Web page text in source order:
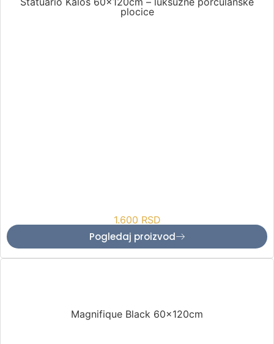
plocice
1.600 RSD
Pogledaj proizvod
Magnifique Black 60x120cm